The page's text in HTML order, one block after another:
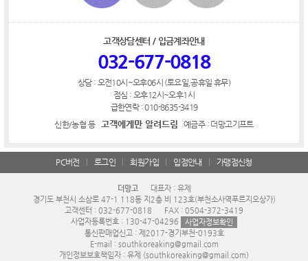
고객상담센터 / 입금계좌안내
032-677-0818
상담 : 오전10시~오후06시 (토요일,공휴일 휴무)
점심 : 오후12시~오후1시
급한연락 : 010-8635-3419
신한/농협 등 고객에게만 알려드림 예금주 : 더망고기프트
PC버전 로그인 회원가입 입점안내 가맹점신청
더망고
대표자 : 유제
경기도 부천시 소삼로 47-1 118동 지2층 비 123호(부천소사역푸르지오상가)
고객센터 : 032-677-0818
FAX : 0504-372-3419
사업자등록번호 : 130-47-04296
사업자정보확인
통신판매업신고 : 제2017-경기부천-0193호
E-mail : southkoreaking@gmail.com
개인정보보호책임자 : 유제 (southkoreaking@gmail.com)